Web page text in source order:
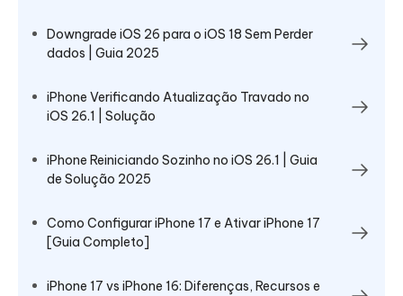
Downgrade iOS 26 para o iOS 18 Sem Perder
dados | Guia 2025
iPhone Verificando Atualização Travado no
iOS 26.1 | Solução
iPhone Reiniciando Sozinho no iOS 26.1 | Guia
de Solução 2025
Como Configurar iPhone 17 e Ativar iPhone 17
[Guia Completo]
iPhone 17 vs iPhone 16: Diferenças, Recursos e